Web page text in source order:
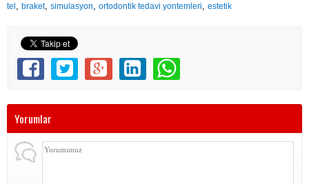
tel , braket, simulasyon, ortodontik tedavi yontemleri, estetik
Yorumlar